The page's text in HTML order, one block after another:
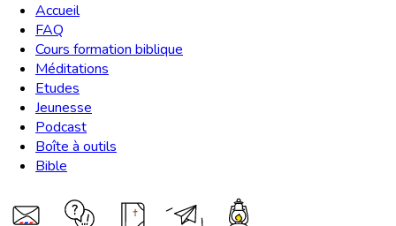
Accueil
FAQ
Cours formation biblique
Méditations
Etudes
Jeunesse
Podcast
Boîte à outils
Bible